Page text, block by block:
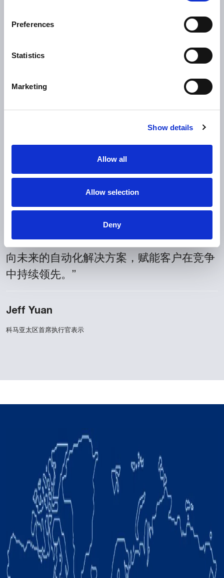
Preferences
Statistics
Marketing
Show details
Allow all
Allow selection
Deny
“随着中国商用车行业加速
迈向智能化与多样化，柔
性制造已不再是可选项，
而是成为关键能力。此次
合作充分体现了柯马对中
国市场的长期承诺，以及
我们助力客户应对复杂挑战、提升响应速
度、推动业务增长的能力。我们将继续以面
向未来的自动化解决方案，赋能客户在竞争
中持续领先。”
Jeff Yuan
科马亚太区首席执行官表示